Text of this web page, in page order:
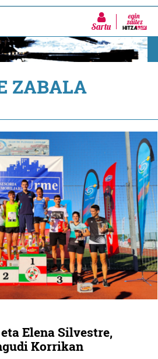
Sartu
ZABALA
Elena Silvestre,
Korrikan